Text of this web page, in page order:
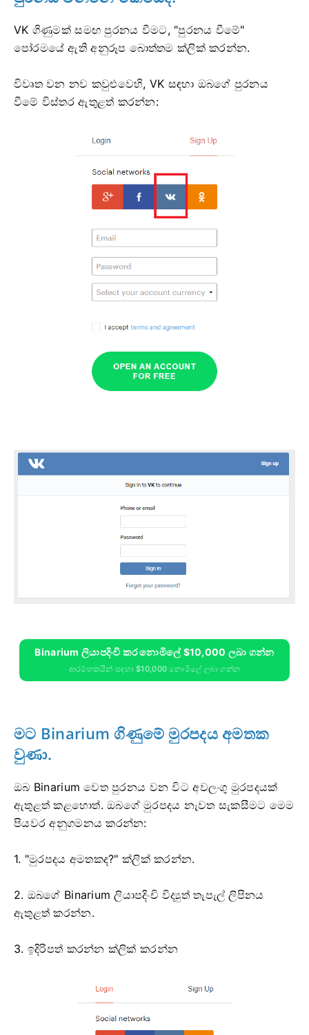
VK ගිණුමක් සමඟ පුරනය වීමට, "පුරනය වීමේ"
පෝරමයේ ඇති අනුරූප බොත්තම ක්ලික් කරන්න.
විවෘත වන නව කවුළුවෙහි, VK සඳහා ඔබගේ පුරනය
වීමේ විස්තර ඇතුළත් කරන්න:
Binarium ලියාපදිංචි කර නොමිලේ $10,000 ලබා ගන්න
ආරම්භකයින් සඳහා $10,000 නොමිලේ ලබා ගන්න
මට Binarium ගිණුමේ මුරපදය අමතක
වුණා.
ඔබ Binarium වෙත පුරනය වන විට අවලංගු මුරපදයක්
ඇතුළත් කළහොත්. ඔබගේ මුරපදය නැවත සැකසීමට මෙම
පියවර අනුගමනය කරන්න:
1. "මුරපදය අමතකද?" ක්ලික් කරන්න.
2. ඔබගේ Binarium ලියාපදිංචි විද්‍යුත් තැපැල් ලිපිනය
ඇතුළත් කරන්න.
3. ඉදිරිපත් කරන්න ක්ලික් කරන්න